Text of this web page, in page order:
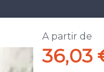
A partir de
36,03